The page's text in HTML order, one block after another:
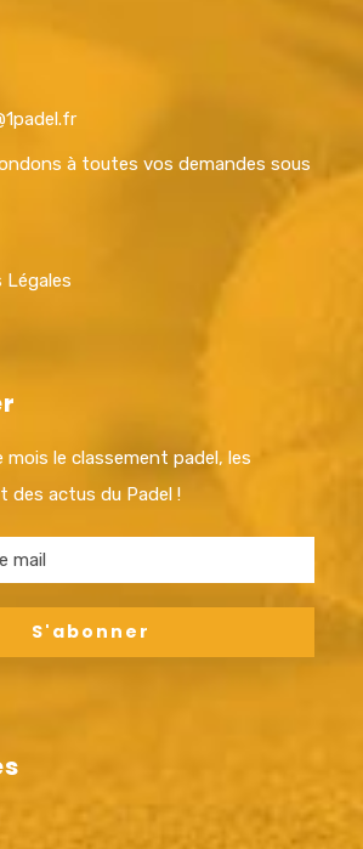
à toutes vos demandes sous
Légales
mois le classement padel, les
des actus du Padel !